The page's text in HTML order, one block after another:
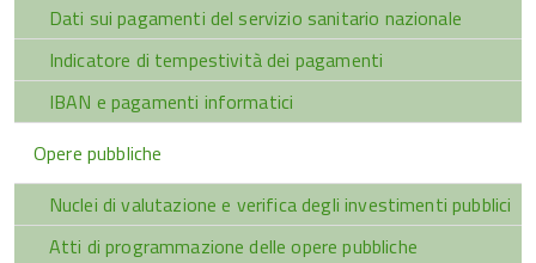
Dati sui pagamenti del servizio sanitario nazionale
Indicatore di tempestività dei pagamenti
IBAN e pagamenti informatici
Opere pubbliche
Nuclei di valutazione e verifica degli investimenti pubblici
Atti di programmazione delle opere pubbliche